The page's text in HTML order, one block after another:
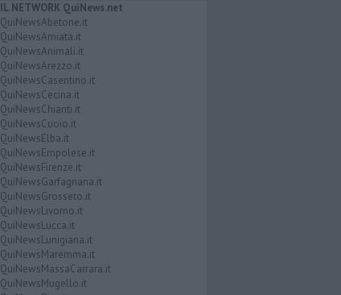
IL NETWORK QuiNews.net
QuiNewsAbetone.it
QuiNewsAmiata.it
QuiNewsAnimali.it
QuiNewsArezzo.it
QuiNewsCasentino.it
QuiNewsCecina.it
QuiNewsChianti.it
QuiNewsCuoio.it
QuiNewsElba.it
QuiNewsEmpolese.it
QuiNewsFirenze.it
QuiNewsGarfagnana.it
QuiNewsGrosseto.it
QuiNewsLivorno.it
QuiNewsLucca.it
QuiNewsLunigiana.it
QuiNewsMaremma.it
QuiNewsMassaCarrara.it
QuiNewsMugello.it